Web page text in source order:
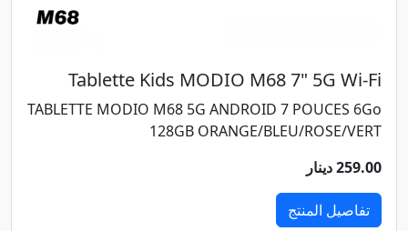
Tablette Kids MODIO M68 7" 5G Wi-Fi
TABLETTE MODIO M68 5G ANDROID 7 POUCES 6Go
128GB ORANGE/BLEU/ROSE/VERT
259.00 دينار
تفاصيل المنتج